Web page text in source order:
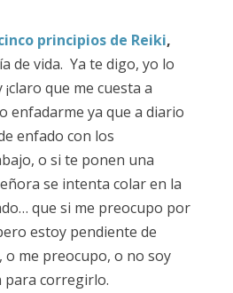
principios de Reiki,
de vida. Ya te digo, yo lo
que me cuesta a
enfadarme ya que a diario
enfado con los
o si te ponen una
se intenta colar en la
que si me preocupo por
estoy pendiente de
o me preocupo, o no soy
para corregirlo.